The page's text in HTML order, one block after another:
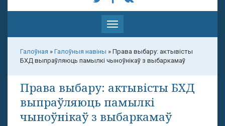
Паказаць
меню
Галоўная » Галоўныя навіны » Права выбару: актывісты
БХД выпраўляюць памылкі чыноўнікаў з выбаркамаў
Права выбару: актывісты БХД
выпраўляюць памылкі
чыноўнікаў з выбаркамаў